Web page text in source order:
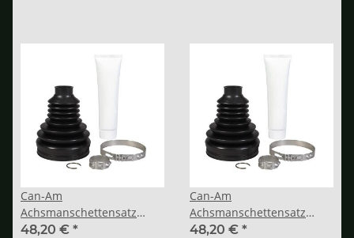
Can-Am
Achsmanschettensatz
vorne - Traxter, Maverick,
48,20 € *
Can-Am
Achsmanschettensatz
hinten
48,20 € *